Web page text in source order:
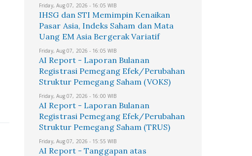
Friday, Aug 07, 2026 - 16:05 WIB
IHSG dan STI Memimpin Kenaikan
Pasar Asia, Indeks Saham dan Mata
Uang EM Asia Bergerak Variatif
Friday, Aug 07, 2026 - 16:05 WIB
AI Report - Laporan Bulanan
Registrasi Pemegang Efek/Perubahan
Struktur Pemegang Saham (VOKS)
Friday, Aug 07, 2026 - 16:00 WIB
AI Report - Laporan Bulanan
Registrasi Pemegang Efek/Perubahan
Struktur Pemegang Saham (TRUS)
Friday, Aug 07, 2026 - 15:55 WIB
AI Report - Tanggapan atas